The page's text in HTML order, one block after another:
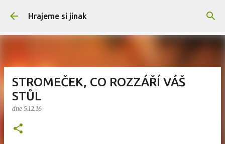
Přeskočit na hlavní obsah
Hrajeme si jinak
STROMEČEK, CO ROZZÁŘÍ VÁŠ
STŮL
dne 5.12.16